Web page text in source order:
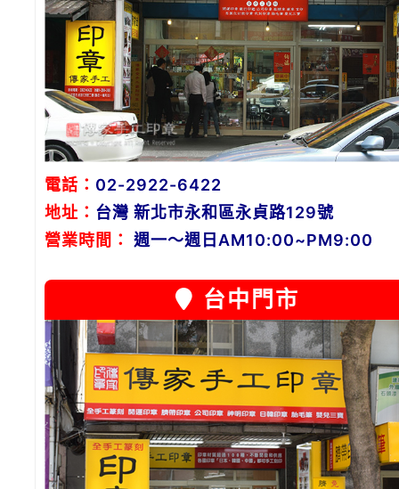
電話： 02-2922-6422
地址： 台灣 新北市永和區永貞路129號
營業時間：
週一～週日AM10:00~PM9:00
台中門市